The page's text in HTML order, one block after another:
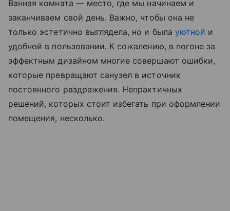
Ванная комната — место, где мы начинаем и
заканчиваем свой день. Важно, чтобы она не
только эстетично выглядела, но и была уютной и
удобной в пользовании. К сожалению, в погоне за
эффектным дизайном многие совершают ошибки,
которые превращают санузел в источник
постоянного раздражения. Непрактичных
решений, которых стоит избегать при оформлении
помещения, несколько.